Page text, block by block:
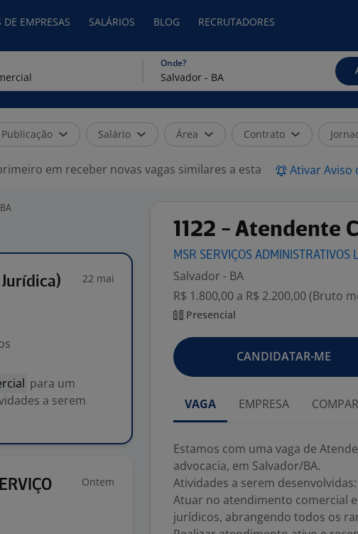
DE EMPRESAS SALÁRIOS BLOG RECRUTADORES
Onde?
Publicação Salário Área Contrato
em receber novas vagas similares a esta Ativar Aviso
22 mai
para um
a serem
Ontem
1122 - Atendente
MSR SERVIÇOS ADMINISTRATIVOS
Salvador - BA
R$ 1.800,00 a R$ 2.200,00 (Bruto
Presencial
CANDIDATAR-ME
VAGA EMPRESA
Estamos com uma vaga de
advocacia, em Salvador/BA.
Atividades a serem desenvolvidas:
Atuar no atendimento comercial
jurídicos, abrangendo todos os